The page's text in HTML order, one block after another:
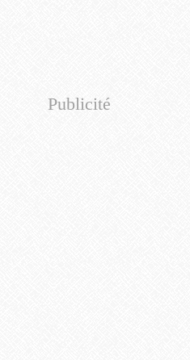
Publicité